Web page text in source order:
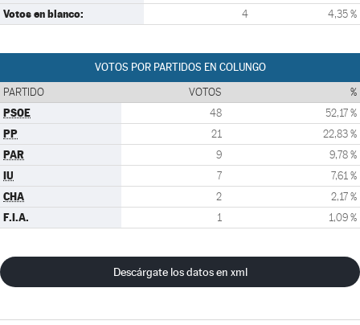
Votos en blanco: 4 4,35 %
VOTOS POR PARTIDOS EN COLUNGO
PARTIDO VOTOS %
PSOE 48 52,17 %
PP 21 22,83 %
PAR 9 9,78 %
IU 7 7,61 %
CHA 2 2,17 %
F.I.A. 1 1,09 %
Descárgate los datos en xml